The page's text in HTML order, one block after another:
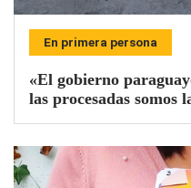
En primera persona
«El gobierno
las procesadas somos